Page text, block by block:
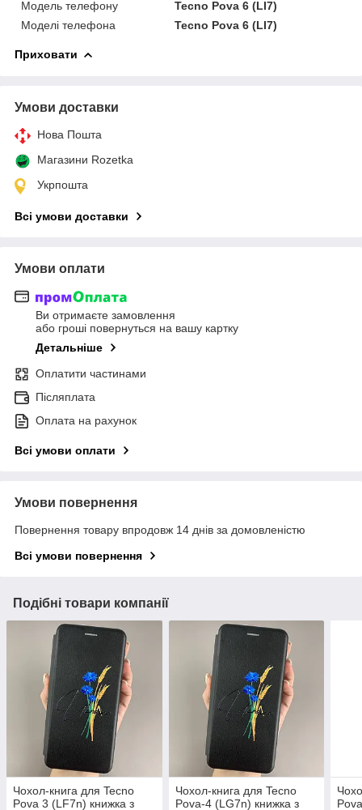
Модель телефону
Tecno Pova 6 (LI7)
Моделі телефона
Tecno Pova 6 (LI7)
Приховати
Умови доставки
Нова Пошта
Магазини Rozetka
Укрпошта
Всі умови доставки
Умови оплати
Ви отримаєте замовлення
або гроші повернуться на вашу картку
Детальніше
Оплатити частинами
Післяплата
Оплата на рахунок
Всі умови оплати
Умови повернення
Повернення товару впродовж 14 днів за домовленістю
Всі умови повернення
Подібні товари компанії
Чохол-книга для Tecno
Pova 3 (LF7n) книжка з
Чохол-книга для Tecno
Pova-4 (LG7n) книжка з